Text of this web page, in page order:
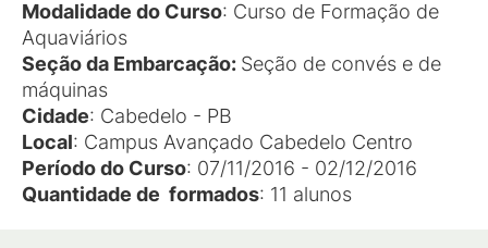
Modalidade do Curso: Curso de Formação de
Aquaviários
Seção da Embarcação: Seção de convés e de
máquinas
Cidade: Cabedelo - PB
Local: Campus Avançado Cabedelo Centro
Período do Curso: 07/11/2016 - 02/12/2016
Quantidade de formados: 11 alunos